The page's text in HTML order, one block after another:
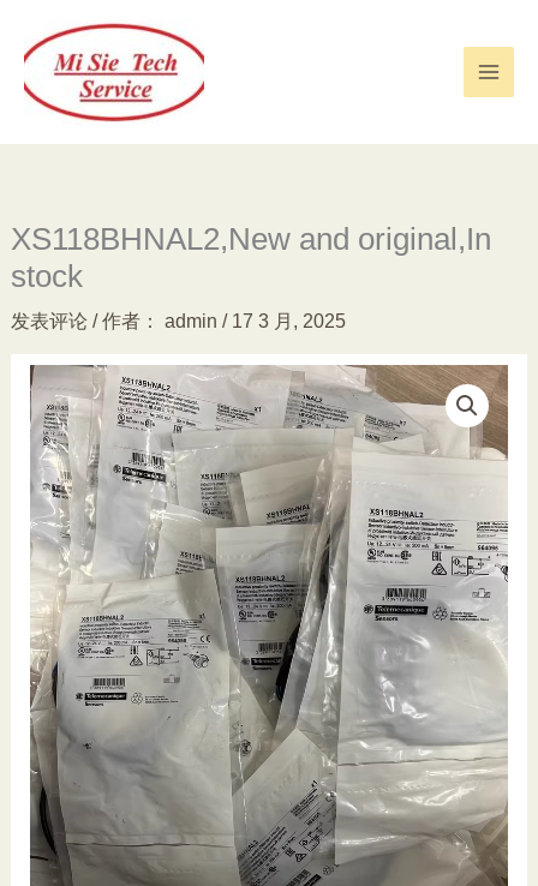
XS118BHNAL2,New and original,In
stock
发表评论 / 作者： admin / 17 3 月, 2025